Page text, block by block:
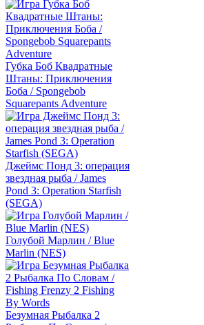
Губка Боб Квадратные
Штаны: Приключения
Боба / Spongebob
Squarepants Adventure
Джеймс Понд 3: операция
звездная рыба / James
Pond 3: Operation Starfish
(SEGA)
Голубой Марлин / Blue
Marlin (NES)
Безумная Рыбалка 2